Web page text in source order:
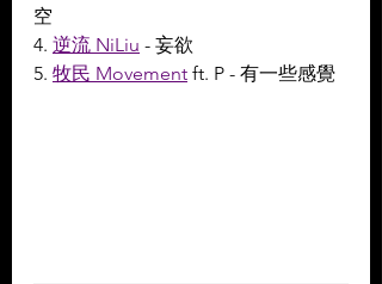
空
4. 逆流 NiLiu - 妄欲
5. 牧民 Movement ft. P - 有一些感覺